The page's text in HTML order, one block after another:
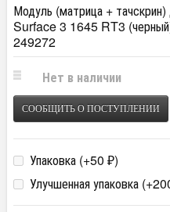
Модуль (матрица +
Surface 3 1645 RT3
249272
Нет в наличии
СООБЩИТЬ О ПОСТУПЛЕНИИ
Упаковка (+50 ₽)
Улучшенная упаковка (+